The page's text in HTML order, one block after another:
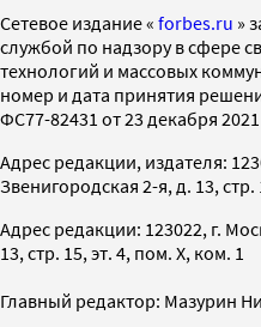
Cетевое издание « forbes.ru »
службой по надзору в сфере
технологий и массовых
номер и дата принятия
ФС77-82431 от 23 декабря 2021
Адрес редакции, издателя:
Звенигородская 2-я, д. 13, стр.
Адрес редакции: 123022, г.
13, стр. 15, эт. 4, пом. X, ком. 1
Главный редактор: Мазурин